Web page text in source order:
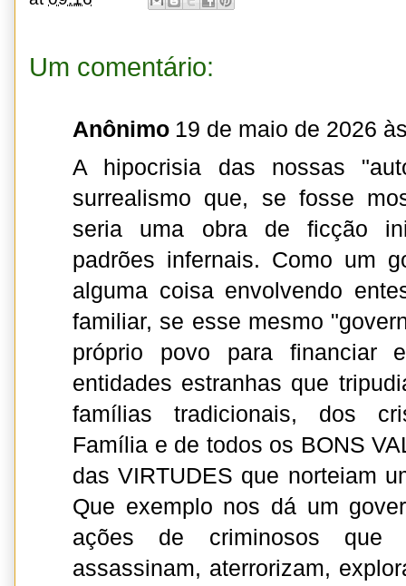
Um comentário:
Anônimo 19 de maio de 2026
A hipocrisia das nossas
surrealismo que, se fosse
seria uma obra de ficção
padrões infernais. Como um
alguma coisa envolvendo
familiar, se esse mesmo
próprio povo para financiar
entidades estranhas que
famílias tradicionais, dos
Família e de todos os BONS
das VIRTUDES que norteiam
Que exemplo nos dá um
ações de criminosos que
assassinam, aterrorizam,